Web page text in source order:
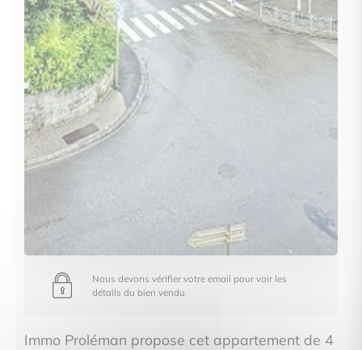
Nous devons vérifier votre email pour voir les
détails du bien vendu
Immo Proléman propose cet appartement de 4